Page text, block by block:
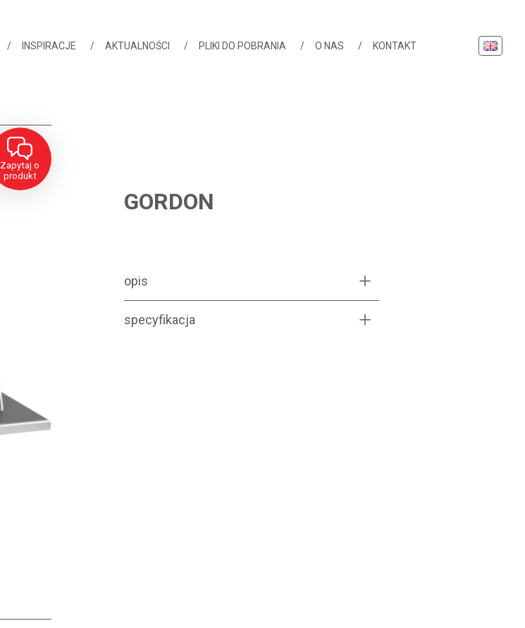
INSPIRACJE AKTUALNOŚCI PLIKI DO POBRANIA O NAS KONTAKT English
Zapytaj o
produkt
GORDON
opis
specyfikacja